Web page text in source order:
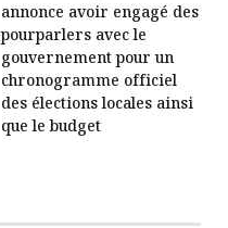
annonce avoir engagé des
pourparlers avec le
gouvernement pour un
chronogramme officiel
des élections locales ainsi
que le budget